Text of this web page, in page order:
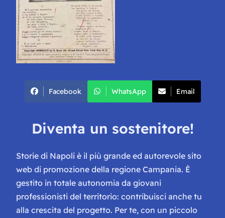
Facebook WhatsApp Email
Diventa un sostenitore!
Storie di Napoli è il più grande ed autorevole sito
web di promozione della regione Campania. È
gestito in totale autonomia da giovani
professionisti del territorio: contribuisci anche tu
alla crescita del progetto. Per te, con un piccolo